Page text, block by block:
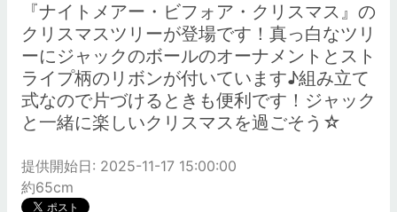
『ナイトメアー・ビフォア・クリスマス』の
クリスマスツリーが登場です！真っ白なツリ
ーにジャックのボールのオーナメントとスト
ライプ柄のリボンが付いています♪組み立て
式なので片づけるときも便利です！ジャック
と一緒に楽しいクリスマスを過ごそう☆
提供開始日: 2025-11-17 15:00:00
約65cm